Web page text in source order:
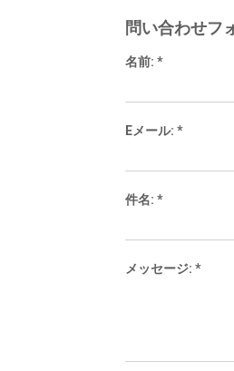
問い合わせフ
名前: *
Eメール: *
件名: *
メッセージ: *